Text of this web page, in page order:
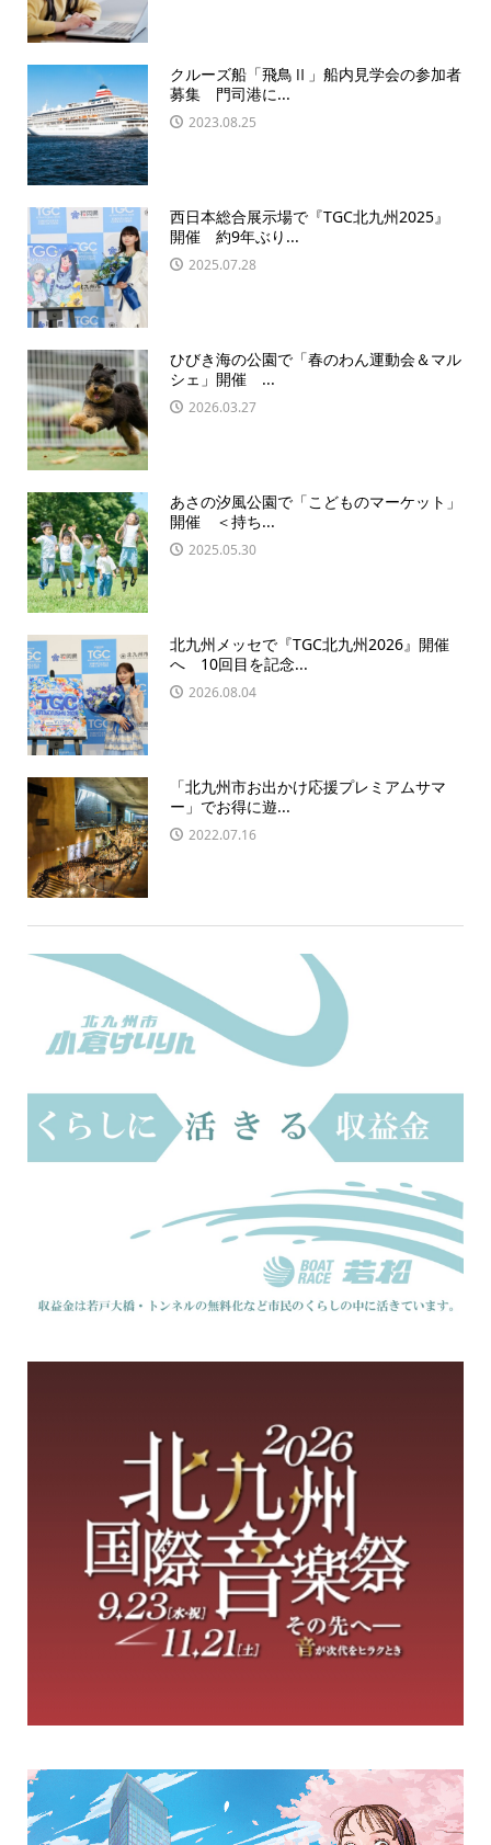
クルーズ船「飛鳥Ⅱ」船内見学会の参加者
募集 門司港に...
2023.08.25
西日本総合展示場で『TGC北九州2025』
開催 約9年ぶり...
2025.07.28
ひびき海の公園で「春のわん運動会＆マル
シェ」開催 ...
2026.03.27
あさの汐風公園で「こどものマーケット」
開催 ＜持ち...
2025.05.30
北九州メッセで『TGC北九州2026』開催
へ 10回目を記念...
2026.08.04
「北九州市お出かけ応援プレミアムサマ
ー」でお得に遊...
2022.07.16